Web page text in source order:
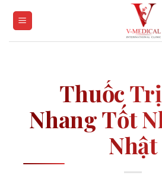
Thuốc
Nhang Tốt
Nhật